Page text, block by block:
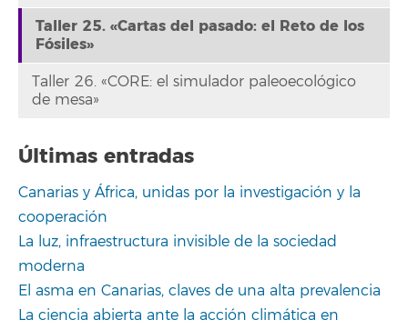
Taller 25. «Cartas del pasado: el Reto de los
Fósiles»
Taller 26. «CORE: el simulador paleoecológico
de mesa»
Últimas entradas
Canarias y África, unidas por la investigación y la
cooperación
La luz, infraestructura invisible de la sociedad
moderna
El asma en Canarias, claves de una alta prevalencia
La ciencia abierta ante la acción climática en